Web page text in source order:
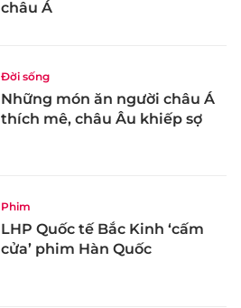
châu Á
Đời sống
Những món ăn người châu Á
thích mê, châu Âu khiếp sợ
Phim
LHP Quốc tế Bắc Kinh ‘cấm
cửa’ phim Hàn Quốc